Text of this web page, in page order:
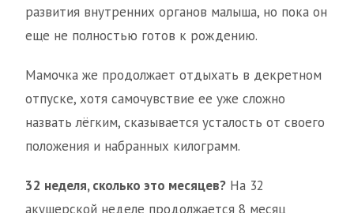
развития внутренних органов малыша, но пока он
еще не полностью готов к рождению.
Мамочка же продолжает отдыхать в декретном
отпуске, хотя самочувствие ее уже сложно
назвать лёгким, сказывается усталость от своего
положения и набранных килограмм.
32 неделя, сколько это месяцев? На 32
акушерской неделе продолжается 8 месяц